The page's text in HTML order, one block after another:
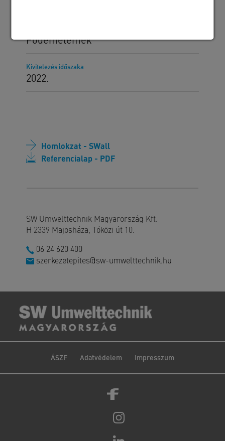
Födémelemek
Kivitelezés időszaka
2022.
Homlokzat - SWall
Referencialap - PDF
SW Umwelttechnik Magyarország Kft.
H 2339 Majosháza, Tóközi út 10.
06 24 620 400
szerkezetepites@sw-umwelttechnik.hu
ÁSZF Adatvédelem Impresszum